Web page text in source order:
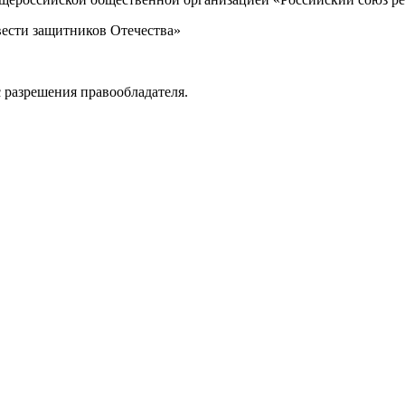
защитников Отечества»
правообладателя.